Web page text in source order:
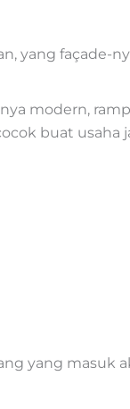
yang façade-
modern,
buat usaha
yang masuk